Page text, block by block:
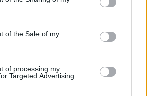
of the Sale of my
of processing my
Targeted Advertising.
poter poi non fatturare, il
si rivela perfettamente
in cui chi vende è in condizioni
decidere di non fatturare
e acquirente di mettersi
e può addirittura diventare